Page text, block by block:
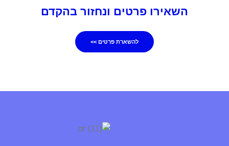
השאירו פרטים ונחזור בהקדם
להשארת פרטים >>